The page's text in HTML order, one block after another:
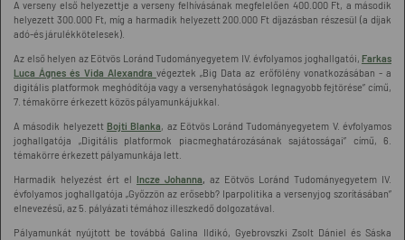
A verseny első helyezettje a verseny felhívásának megfelelően 400.000 Ft, a második
helyezett 300.000 Ft, míg a harmadik helyezett 200.000 Ft díjazásban részesül (a díjak
adó-és járulékkötelesek).
Az első helyen az Eötvös Loránd Tudományegyetem IV. évfolyamos joghallgatói, Farkas
Luca Ágnes és Vida Alexandra végeztek „Big Data az erőfölény vonatkozásában - a
digitális platformok meghódítója vagy a versenyhatóságok legnagyobb fejtörése” című,
7. témakörre érkezett közös pályamunkájukkal.
A második helyezett Bojti Blanka, az Eötvös Loránd Tudományegyetem V. évfolyamos
joghallgatója „Digitális platformok piacmeghatározásának sajátosságai” című, 6.
témakörre érkezett pályamunkája lett.
Harmadik helyezést ért el Incze Johanna, az Eötvös Loránd Tudományegyetem IV.
évfolyamos joghallgatója „Győzzön az erősebb? Iparpolitika a versenyjog szorításában”
elnevezésű, az 5. pályázati témához illeszkedő dolgozatával.
Pályamunkát nyújtott be továbbá Galina Ildikó, Gyebrovszki Zsolt Dániel és Sáska